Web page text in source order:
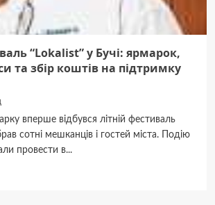
“Lokalist” у Бучі: ярмарок,
та збір коштів на підтримку
вперше відбувся літній фестиваль
сотні мешканців і гостей міста. Подію
провести в...